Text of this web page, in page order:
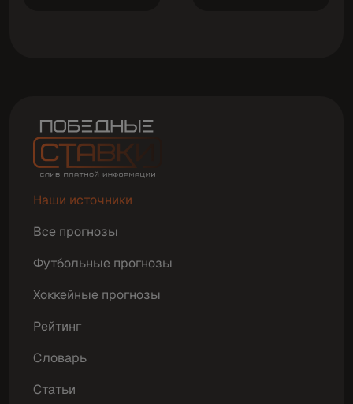
Наши источники
Все прогнозы
Футбольные прогнозы
Хоккейные прогнозы
Рейтинг
Словарь
Статьи